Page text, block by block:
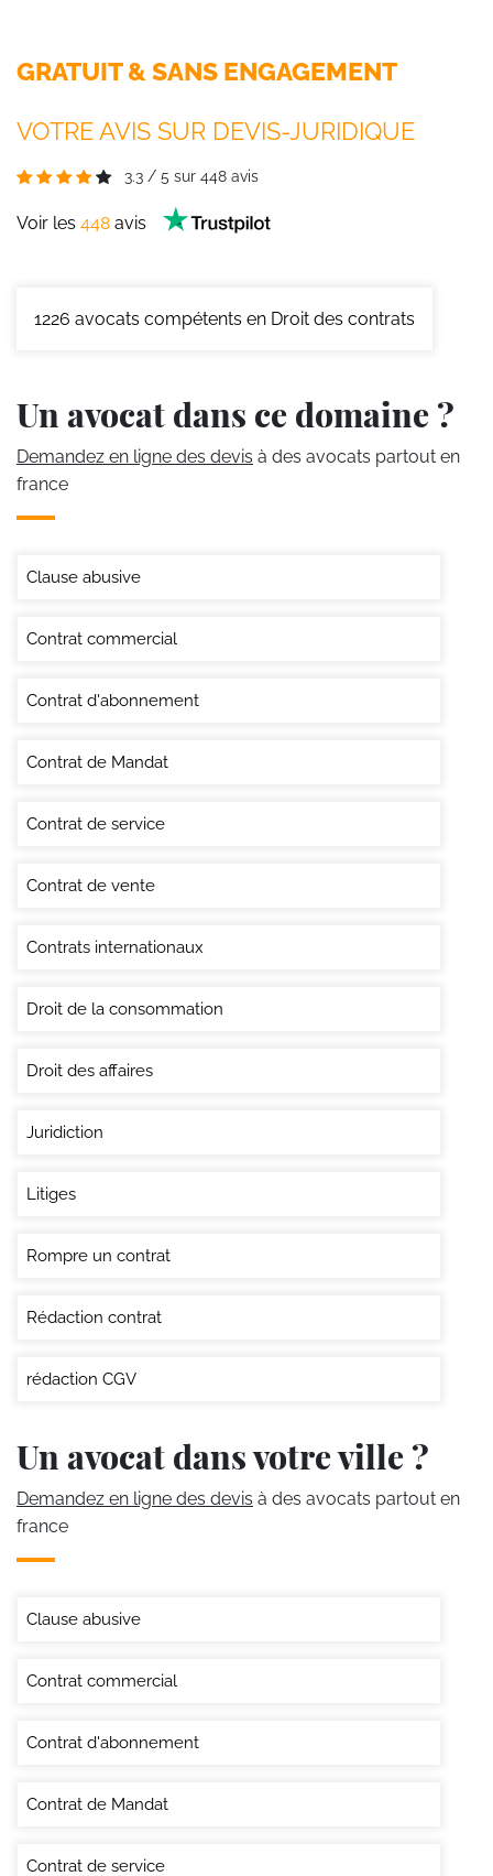
GRATUIT & SANS ENGAGEMENT
VOTRE AVIS SUR DEVIS-JURIDIQUE
3.3 / 5 sur 448 avis
Voir les 448 avis
1226 avocats compétents en Droit des contrats
Un avocat dans ce domaine ?
Demandez en ligne des devis à des avocats partout en
france
Clause abusive
Contrat commercial
Contrat d'abonnement
Contrat de Mandat
Contrat de service
Contrat de vente
Contrats internationaux
Droit de la consommation
Droit des affaires
Juridiction
Litiges
Rompre un contrat
Rédaction contrat
rédaction CGV
Un avocat dans votre ville ?
Demandez en ligne des devis à des avocats partout en
france
Clause abusive
Contrat commercial
Contrat d'abonnement
Contrat de Mandat
Contrat de service